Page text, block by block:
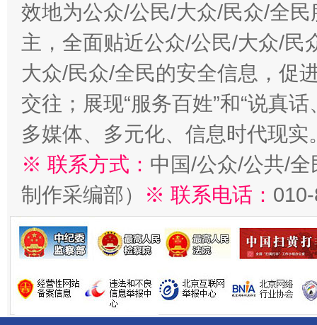
效地为公众/公民/大众/民众/全
主，全面贴近公众/公民/大众/民
大众/民众/全民的安全信息，促
交往；展现“服务百姓”和“说真
多媒体、多元化、信息时代现实
※ 联系方式： 中国/公众/公共/
制作采编部）
※ 联系电话：